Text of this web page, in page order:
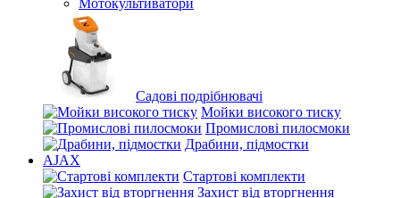
Мотокультиватори
Садові подрібнювачі
Мойки високого тиску
Промислові пилосмоки
Драбини, підмостки
AJAX
Стартові комплекти
Захист від вторгнення